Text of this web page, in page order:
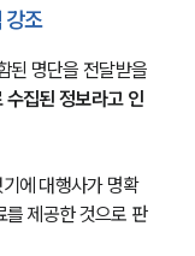
강조
된 명단을 전달받을
수집된 정보라고 인
에 대행사가 명확
를 제공한 것으로 판